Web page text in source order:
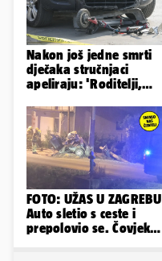
Nakon još jedne smrti
dječaka stručnjaci
apeliraju: 'Roditelji,
igračke'
FOTO: UŽAS U ZAGREBU
Auto sletio s ceste i
prepolovio se. Čovjek